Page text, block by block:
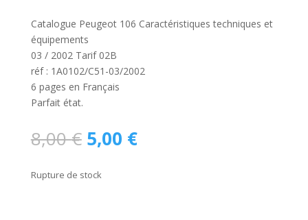
Catalogue Peugeot 106 Caractéristiques techniques et
équipements
03 / 2002 Tarif 02B
réf : 1A0102/C51-03/2002
6 pages en Français
Parfait état.
8,00€ Le
prix
initial
était :
5,00 €Le
prix
Rupture de stock